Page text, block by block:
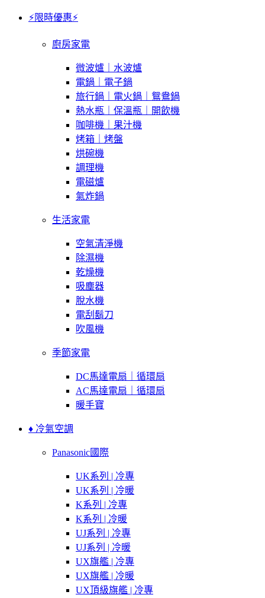
⚡限時優惠⚡
廚房家電
微波爐｜水波爐
電鍋｜電子鍋
旅行鍋｜電火鍋｜鴛鴦鍋
熱水瓶｜保溫瓶｜開飲機
咖啡機｜果汁機
烤箱｜烤盤
烘碗機
調理機
電磁爐
氣炸鍋
生活家電
空氣清淨機
除濕機
乾燥機
吸塵器
脫水機
電刮鬍刀
吹風機
季節家電
DC馬達電扇｜循環扇
AC馬達電扇｜循環扇
暖手寶
♦ 冷氣空調
Panasonic國際
UK系列 | 冷專
UK系列 | 冷暖
K系列 | 冷專
K系列 | 冷暖
UJ系列 | 冷專
UJ系列 | 冷暖
UX旗艦 | 冷專
UX旗艦 | 冷暖
UX頂級旗艦 | 冷專